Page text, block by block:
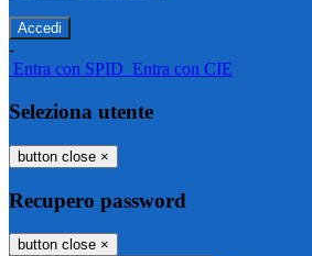
-
Entra con SPID Entra con CIE
Seleziona utente
button close ×
Recupero password
button close ×